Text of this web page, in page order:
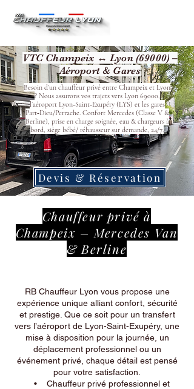
VTC Champeix ↔ Lyon (69000) –
Aéroport & Gares
Besoin d’un chauffeur privé entre Champeix et Lyon
? Nous assurons vos trajets vers Lyon 69000,
l’aéroport Lyon‑Saint‑Exupéry (LYS) et les gares
Part‑Dieu/Perrache. Confort Mercedes (Classe V &
Berline), prise en charge soignée, eau & chargeurs à
bord, siège bébé/ réhausseur sur demande, 24/7.
Devis & Réservation
Chauffeur privé à
Champeix – Mercedes Van
& Berline
RB Chauffeur Lyon vous propose une
expérience unique alliant confort, sécurité
et prestige. Que ce soit pour un transfert
vers l’aéroport de Lyon-Saint-Exupéry, une
mise à disposition pour la journée, un
déplacement professionnel ou un
événement privé, chaque détail est pensé
pour votre satisfaction.
• Chauffeur privé professionnel et